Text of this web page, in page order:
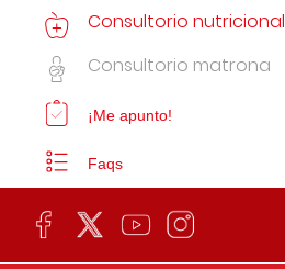
Consultorio nutricional
Consultorio matrona
¡Me apunto!
Faqs